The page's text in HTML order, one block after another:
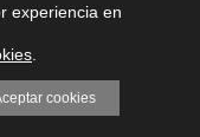
experiencia en
cookies